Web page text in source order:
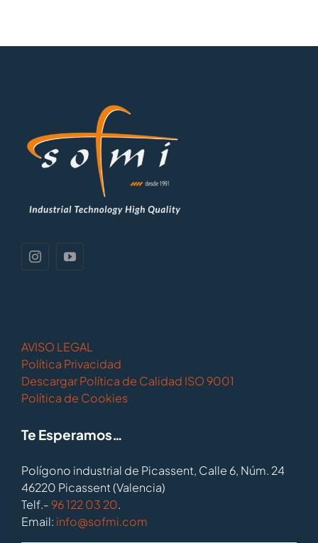
AVISO LEGAL
Política Privacidad
Descargar Política de Calidad ISO 9001
Política de Cookies
Te Esperamos…
Polígono industrial de Picassent, Calle 6, Núm. 24
46220 Picassent (Valencia)
Telf.- 96 122 03 20.
Email: info@sofmi.com